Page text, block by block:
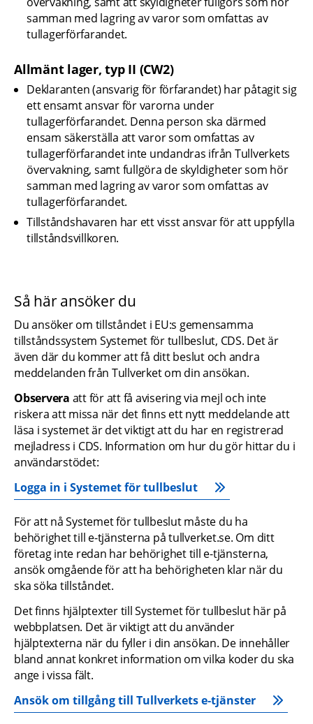
samman med lagring av varor som omfattas av
tullagerförfarandet.
Allmänt lager, typ II (CW2)
Deklaranten (ansvarig för förfarandet) har påtagit sig
ett ensamt ansvar för varorna under
tullagerförfarandet. Denna person ska därmed
ensam säkerställa att varor som omfattas av
tullagerförfarandet inte undandras ifrån Tullverkets
övervakning, samt fullgöra de skyldigheter som hör
samman med lagring av varor som omfattas av
tullagerförfarandet.
Tillståndshavaren har ett visst ansvar för att uppfylla
tillståndsvillkoren.
Så här ansöker du
Du ansöker om tillståndet i EU:s gemensamma
tillståndssystem Systemet för tullbeslut, CDS. Det är
även där du kommer att få ditt beslut och andra
meddelanden från Tullverket om din ansökan.
Observera att för att få avisering via mejl och inte
riskera att missa när det finns ett nytt meddelande att
läsa i systemet är det viktigt att du har en registrerad
mejladress i CDS. Information om hur du gör hittar du i
användarstödet:
Logga in i Systemet för tullbeslut
För att nå Systemet för tullbeslut måste du ha
behörighet till e-tjänsterna på tullverket.se. Om ditt
företag inte redan har behörighet till e-tjänsterna,
ansök omgående för att ha behörigheten klar när du
ska söka tillståndet.
Det finns hjälptexter till Systemet för tullbeslut här på
webbplatsen. Det är viktigt att du använder
hjälptexterna när du fyller i din ansökan. De innehåller
bland annat konkret information om vilka koder du ska
ange i vissa fält.
Ansök om tillgång till Tullverkets e‑tjänster